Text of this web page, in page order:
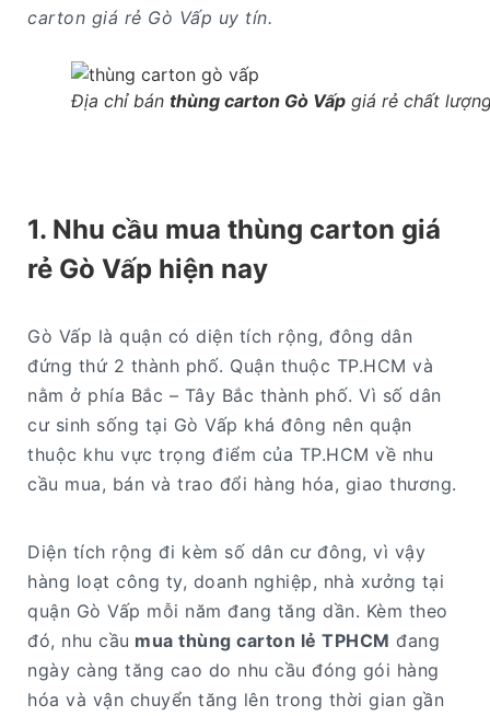
carton giá rẻ Gò Vấp uy tín.
Địa chỉ bán thùng carton Gò Vấp giá rẻ chất
1. Nhu cầu mua thùng carton giá
rẻ Gò Vấp hiện nay
Gò Vấp là quận có diện tích rộng, đông dân
đứng thứ 2 thành phố. Quận thuộc TP.HCM và
nằm ở phía Bắc – Tây Bắc thành phố. Vì số dân
cư sinh sống tại Gò Vấp khá đông nên quận
thuộc khu vực trọng điểm của TP.HCM về nhu
cầu mua, bán và trao đổi hàng hóa, giao thương.
Diện tích rộng đi kèm số dân cư đông, vì vậy
hàng loạt công ty, doanh nghiệp, nhà xưởng tại
quận Gò Vấp mỗi năm đang tăng dần. Kèm theo
đó, nhu cầu mua thùng carton lẻ TPHCM đang
ngày càng tăng cao do nhu cầu đóng gói hàng
hóa và vận chuyển tăng lên trong thời gian gần